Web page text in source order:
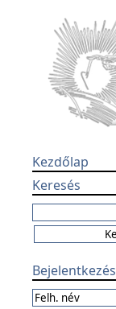
Kezdőlap
Keresés
Bejelentkezés